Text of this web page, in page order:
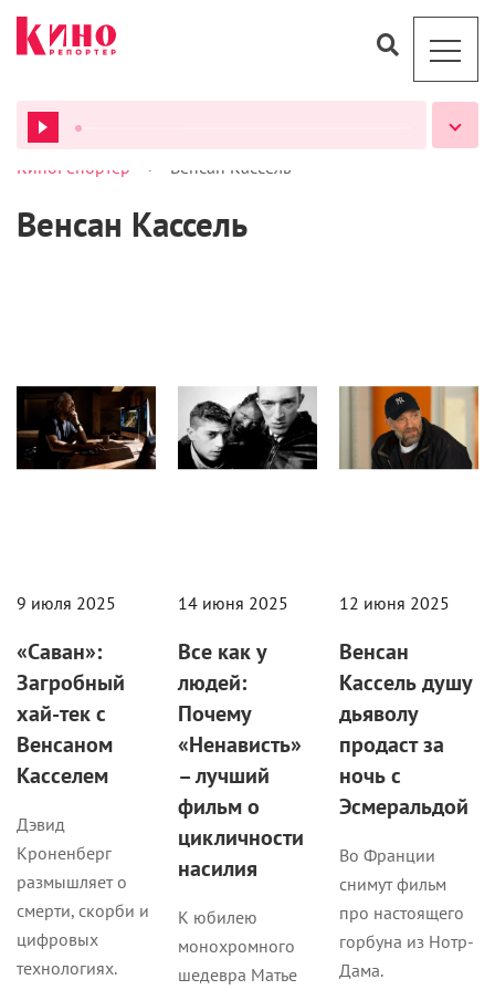
ВСЕ ПОДКАСТЫ
КиноРепортер > Венсан Кассель
Венсан Кассель
9 июля 2025
«Саван»:
Загробный
хай-тек с
Венсаном
Касселем
Дэвид
Кроненберг
размышляет о
смерти, скорби и
цифровых
технологиях.
14 июня 2025
Все как у
людей:
Почему
«Ненависть»
– лучший
фильм о
цикличности
насилия
К юбилею
монохромного
шедевра Матье
12 июня 2025
Венсан
Кассель душу
дьяволу
продаст за
ночь с
Эсмеральдой
Во Франции
снимут фильм
про настоящего
горбуна из Нотр-
Дама.